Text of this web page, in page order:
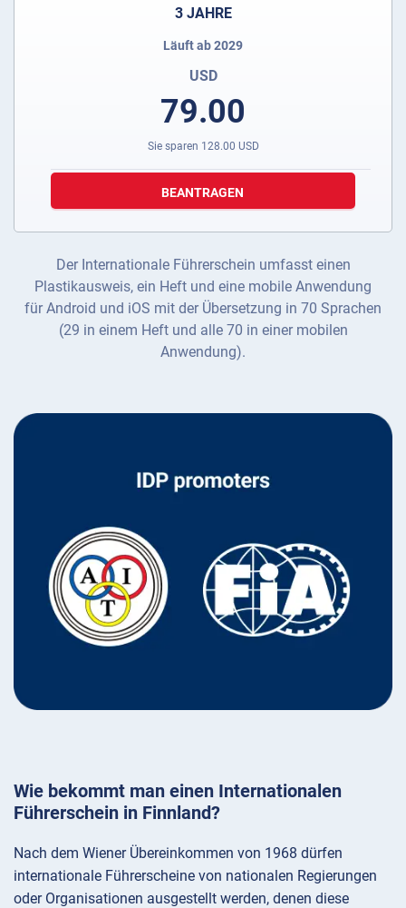
3 JAHRE
Läuft ab 2029
USD
79.00
Sie sparen 128.00 USD
BEANTRAGEN
Der Internationale Führerschein umfasst einen
Plastikausweis, ein Heft und eine mobile Anwendung
für Android und iOS mit der Übersetzung in 70 Sprachen
(29 in einem Heft und alle 70 in einer mobilen
Anwendung).
Wie bekommt man einen Internationalen
Führerschein in Finnland?
Nach dem Wiener Übereinkommen von 1968 dürfen
internationale Führerscheine von nationalen Regierungen
oder Organisationen ausgestellt werden, denen diese